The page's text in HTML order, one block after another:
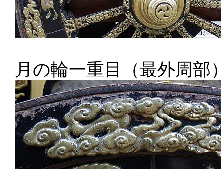
月の輪一重目（最外周部